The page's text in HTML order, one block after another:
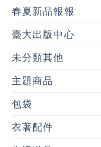
春夏新品報報
臺大出版中心
未分類其他
主題商品
包袋
衣著配件